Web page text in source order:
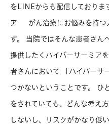
をLINEからも配信しており
ア がん治療にお悩みを持つ
す。 当院ではそんな患者さん
提供したくハイパーサーミア
者さんにおいて 「ハイパーサ
つかないということです。
をされていても、どんな考え
しないし、リスクがかなり低